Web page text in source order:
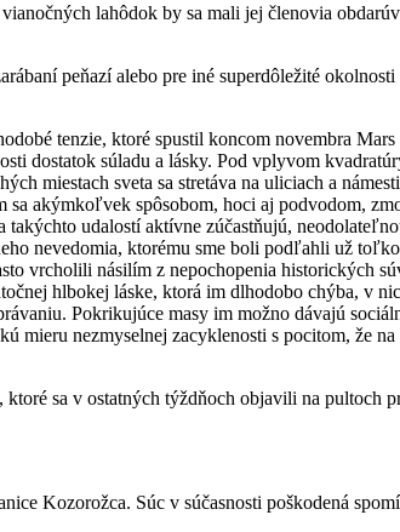
lahôdok by sa mali jej členovia
peňazí alebo pre iné superdôležité
tenzie, ktoré spustil koncom novembra
dostatok súladu a lásky. Pod vplyvom
miestach sveta sa stretáva na uliciach a
akýmkoľvek spôsobom, hoci aj podvodom,
udalostí aktívne zúčastňujú,
nevedomia, ktorému sme boli podľahli už
vrcholili násilím z nepochopenia historických
hlbokej láske, ktorá im dlhodobo chýba, v
Pokrikujúce masy im možno dávajú
mieru nezmyselnej zacyklenosti s pocitom, že
sa v ostatných týždňoch objavili na pultoch
Kozorožca. Súc v súčasnosti poškodená